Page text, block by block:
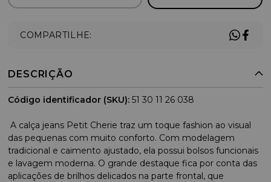
COMPARTILHE:
DESCRIÇÃO
Código identificador (SKU): 51 30 11 26 038
A calça jeans Petit Cherie traz um toque fashion ao visual
das pequenas com muito conforto. Com modelagem
tradicional e caimento ajustado, ela possui bolsos funcionais
e lavagem moderna. O grande destaque fica por conta das
aplicações de brilhos delicados na parte frontal, que